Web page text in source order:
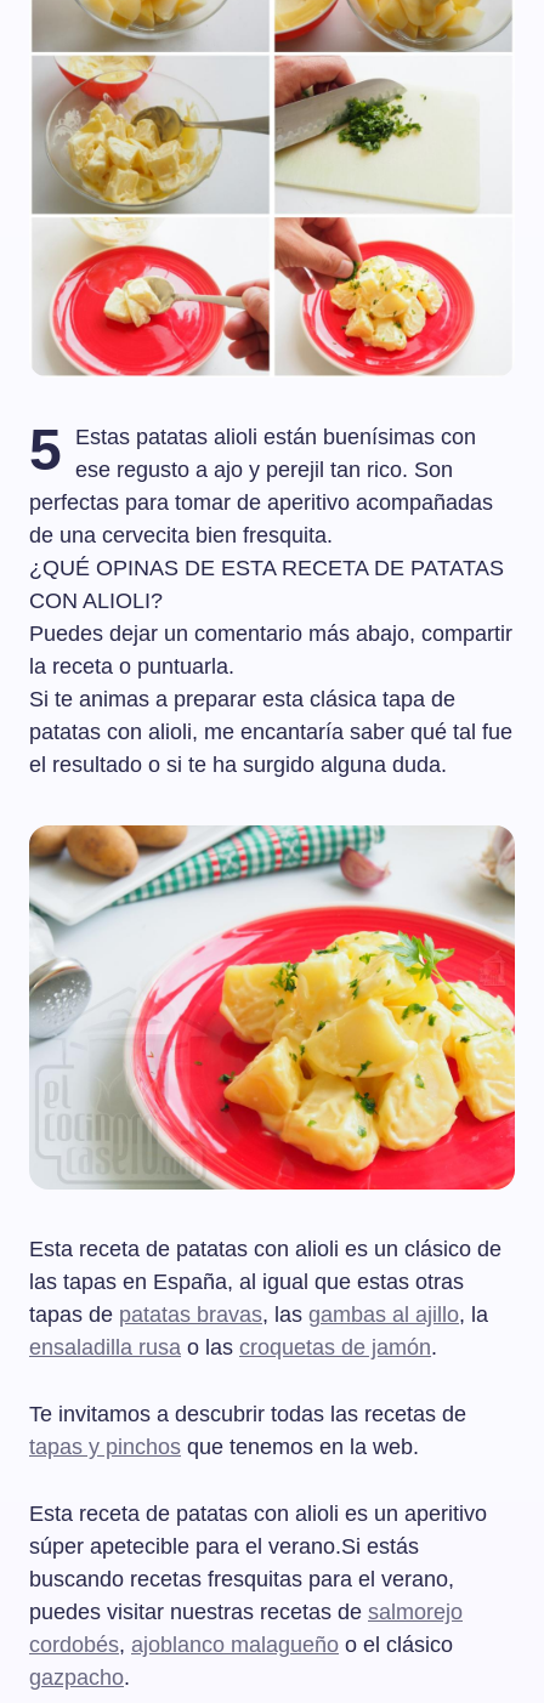
5
Estas patatas alioli están buenísimas con
ese regusto a ajo y perejil tan rico. Son
perfectas para tomar de aperitivo acompañadas
de una cervecita bien fresquita.
¿QUÉ OPINAS DE ESTA RECETA DE PATATAS
CON ALIOLI?
Puedes dejar un comentario más abajo, compartir
la receta o puntuarla.
Si te animas a preparar esta clásica tapa de
patatas con alioli, me encantaría saber qué tal fue
el resultado o si te ha surgido alguna duda.
Esta receta de patatas con alioli es un clásico de
las tapas en España, al igual que estas otras
tapas de patatas bravas, las gambas al ajillo, la
ensaladilla rusa o las croquetas de jamón.
Te invitamos a descubrir todas las recetas de
tapas y pinchos que tenemos en la web.
Esta receta de patatas con alioli es un aperitivo
súper apetecible para el verano.Si estás
buscando recetas fresquitas para el verano,
puedes visitar nuestras recetas de salmorejo
cordobés, ajoblanco malagueño o el clásico
gazpacho.